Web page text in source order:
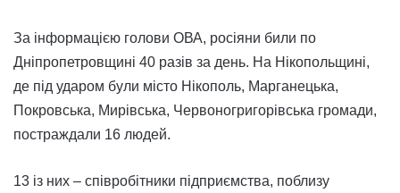
За інформацією голови ОВА, росіяни били по
Дніпропетровщині 40 разів за день. На Нікопольщині,
де під ударом були місто Нікополь, Марганецька,
Покровська, Мирівська, Червоногригорівська громади,
постраждали 16 людей.
13 із них – співробітники підприємства, поблизу